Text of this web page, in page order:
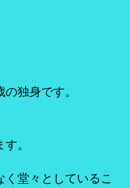
独身です。
。
堂々としているこ